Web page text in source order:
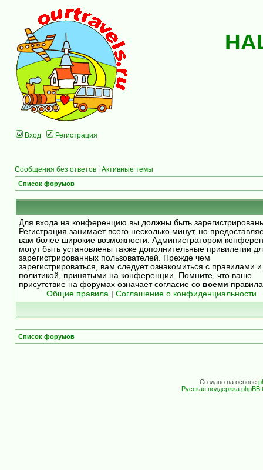
Вход Регистрация
Сообщения без ответов | Активные темы
Список форумов
Для входа на конференцию вы должны быть
Регистрация занимает всего несколько минут, но
вам более широкие возможности. Администратором
могут быть установлены также дополнительные привилегии
зарегистрированных пользователей. Прежде чем
зарегистрироваться, вам следует ознакомиться с правилами и
политикой, принятыми на конференции. Помните, что ваше
присутствие на форумах означает согласие со всеми
Общие правила
Соглашение о конфиденциальности
Список форумов
Создано на основе
Русская поддержка phpBB